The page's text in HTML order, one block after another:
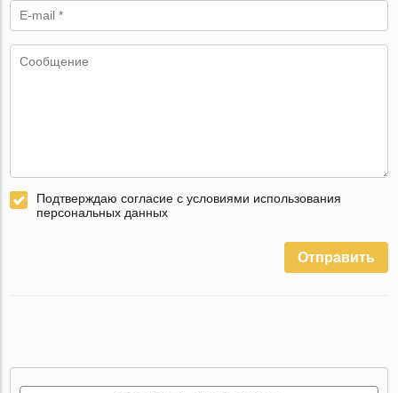
Подтверждаю согласие с условиями использования
персональных данных
Отправить